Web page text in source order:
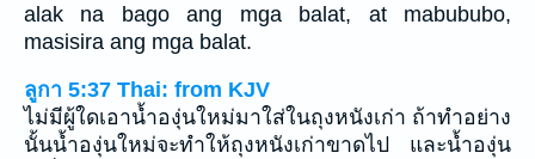
alak na bago ang mga balat, at mabububo,
masisira ang mga balat.
ลูกา 5:37 Thai: from KJV
ไม่มีผู้ใดเอาน้ำองุ่นใหม่มาใส่ในถุงหนังเก่า ถ้าทำอย่าง
นั้นน้ำองุ่นใหม่จะทำให้ถุงหนังเก่าขาดไป และน้ำองุ่น